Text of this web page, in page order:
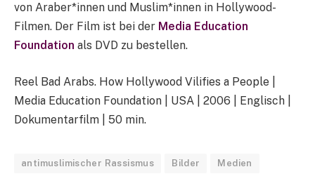
von Araber*innen und Muslim*innen in Hollywood-
Filmen. Der Film ist bei der Media Education
Foundation als DVD zu bestellen.
Reel Bad Arabs. How Hollywood Vilifies a People |
Media Education Foundation | USA | 2006 | Englisch |
Dokumentarfilm | 50 min.
antimuslimischer Rassismus Bilder Medien